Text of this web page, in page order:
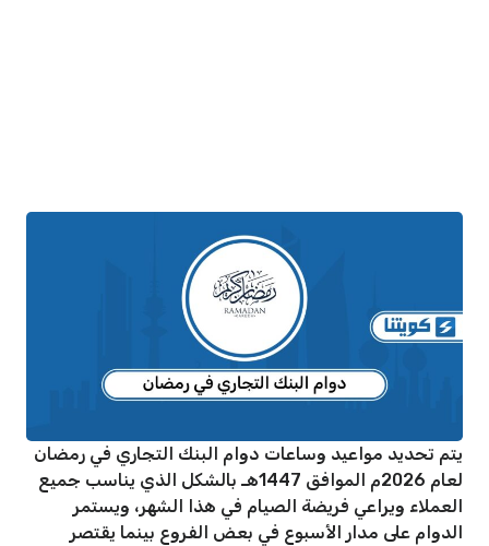
يتم تحديد مواعيد وساعات دوام البنك التجاري في رمضان
لعام 2026م الموافق 1447هـ بالشكل الذي يناسب جميع
العملاء ويراعي فريضة الصيام في هذا الشهر، ويستمر
الدوام على مدار الأسبوع في بعض الفروع بينما يقتصر